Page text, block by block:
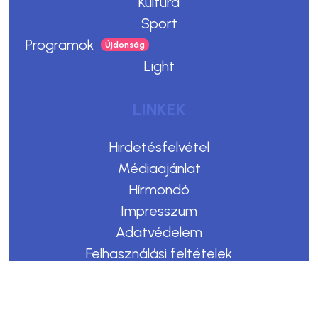
Sport
Programok
Light
LINKEK
Hirdetésfelvétel
Médiaajánlat
Hírmondó
Impresszum
Adatvédelem
Felhasználási feltételek